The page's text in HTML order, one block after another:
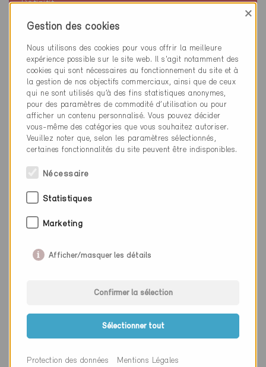
Définitif
Cully 1096
VD-4008
Ecublens 1024
Nouvelle construction, Habitat individuel
Gestion des cookies
×
Nous utilisons des cookies pour vous offrir la meilleure
expérience possible sur le site web. Il s'agit notamment des
cookies qui sont nécessaires au fonctionnement du site et à
la gestion de nos objectifs commerciaux, ainsi que de ceux
qui ne sont utilisés qu’à des fins statistiques anonymes,
pour des paramètres de commodité d’utilisation ou pour
afficher un contenu personnalisé. Vous pouvez décider
vous-même des catégories que vous souhaitez autoriser.
Veuillez noter que, selon les paramètres sélectionnés,
certaines fonctionnalités du site peuvent être indisponibles.
Nécessaire
Statistiques
Marketing
Afficher/masquer les détails
Confirmer la sélection
Sélectionner tout
Protection des données Mentions Légales